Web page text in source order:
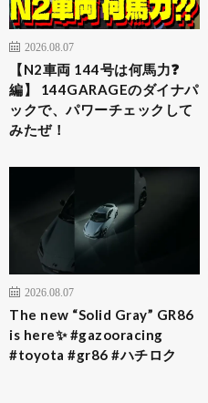
2026.08.07
【N2車両 144号は何馬力❓
編】 144GARAGEのダイナパ
ックで、パワーチェックして
みたぜ！
2026.08.07
The new “Solid Gray” GR86
is here✨ #gazooracing
#toyota #gr86 #ハチロク